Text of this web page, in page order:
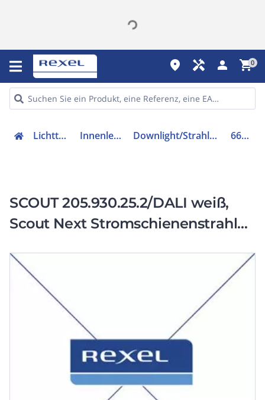
place handyman person shopping_cart0
Lichttechnik Innenleuchten Downlight/Strahler/Flutlicht 662228
SCOUT 205.930.25.2/DALI weiß,
Scout Next Stromschienenstrahler
ONETrack Stromschienen
(Organic Response möglich über
Zubehör)